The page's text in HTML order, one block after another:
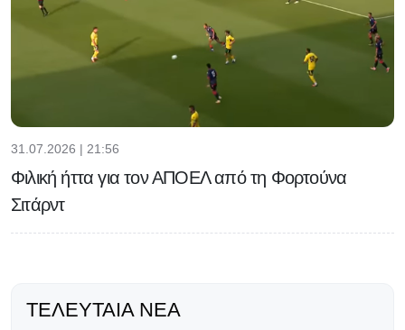
31.07.2026 | 21:56
Φιλική ήττα για τον ΑΠΟΕΛ από τη Φορτούνα
Σιτάρντ
ΤΕΛΕΥΤΑΊΑ ΝΈΑ